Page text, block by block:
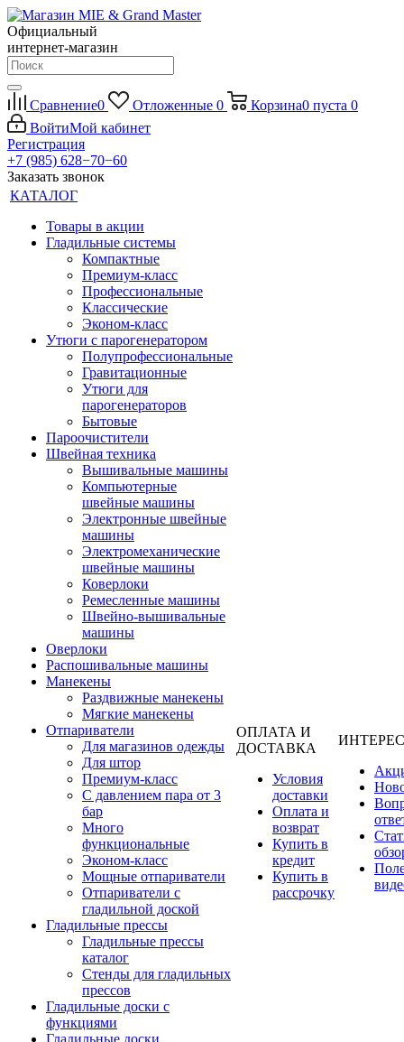
Официальный
интернет-магазин
Сравнение0 Отложенные 0 Корзина0 пуста 0
ВойтиМой кабинет
Регистрация
+7 (985) 628−70−60
Заказать звонок
КАТАЛОГ
Товары в акции
Гладильные системы
Компактные
Премиум-класс
Профессиональные
Классические
Эконом-класс
Утюги с парогенератором
Полупрофессиональные
Гравитационные
Утюги для
парогенераторов
Бытовые
Пароочистители
Швейная техника
Вышивальные машины
Компьютерные
швейные машины
Электронные швейные
машины
Электромеханические
швейные машины
Коверлоки
Ремесленные машины
Швейно-вышивальные
машины
Оверлоки
Распошивальные машины
Манекены
Раздвижные манекены
Мягкие манекены
Отпариватели
Для магазинов одежды
Для штор
Премиум-класс
С давлением пара от 3
бар
Много
функциональные
Эконом-класс
Мощные отпариватели
Отпариватели с
гладильной доской
Гладильные прессы
Гладильные прессы
каталог
Стенды для гладильных
прессов
Гладильные доски с
функциями
Гладильные доски
ОПЛАТА И
ДОСТАВКА
Условия
доставки
Оплата и
возврат
Купить в
кредит
Купить в
рассрочку